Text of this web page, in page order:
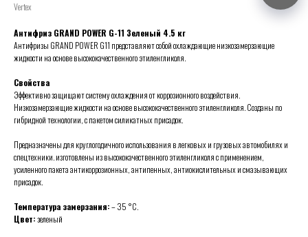
Vertex
Антифриз GRAND POWER G-11 Зеленый 4.5 кг
Антифризы GRAND POWER G11 представляют собой охлаждающие низкозамерзающие
жидкости на основе высококачественного этиленгликоля.
Свойства
Эффективно защищают систему охлаждения от коррозионного воздействия.
Низкозамерзающие жидкости на основе высококачественного этиленгликоля. Созданы по
гибридной технологии, с пакетом силикатных присадок.
Предназначены для круглогодичного использования в легковых и грузовых автомобилях и
спецтехники. изготовлены из высококачественного этиленгликоля с применением,
усиленного пакета антикоррозионных, антипенных, антиокислительных и смазывающих
присадок.
Температура замерзания:– 35 °C.
Цвет:зеленый